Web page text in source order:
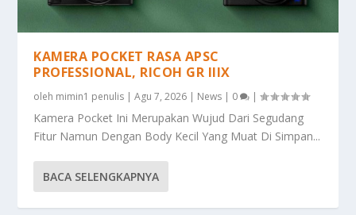
KAMERA POCKET RASA APSC
PROFESSIONAL, RICOH GR IIIX
oleh mimin1 penulis |Agu 7, 2026 | News | 0 |
Kamera Pocket Ini Merupakan Wujud Dari Segudang
Fitur Namun Dengan Body Kecil Yang Muat Di Simpan...
BACA SELENGKAPNYA